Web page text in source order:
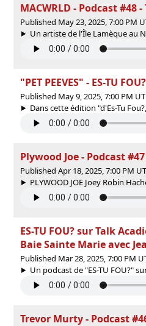
MACWRLD - Podcast #48
Published May 23, 2025, 7:00 PM
Un artiste de l'Île Lamèque au
"PET PEEVES" - ES-TU
Published May 9, 2025, 7:00 PM
Dans cette édition "d'Es-Tu
Plywood Joe - Podcast
Published Apr 18, 2025, 7:00 PM
PLYWOOD JOE Joey Robin
ES-TU FOU? sur Talk
Baie Sainte Marie avec
Published Mar 28, 2025, 7:00 PM
Un podcast de "ES-TU FOU?"
Trevor Murty - Podcast